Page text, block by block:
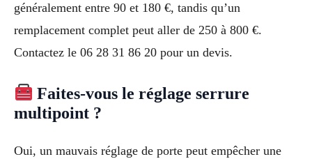
généralement entre 90 et 180 €, tandis qu’un
remplacement complet peut aller de 250 à 800 €.
Contactez le 06 28 31 86 20 pour un devis.
Faites-vous le réglage serrure
multipoint ?
Oui, un mauvais réglage de porte peut empêcher une